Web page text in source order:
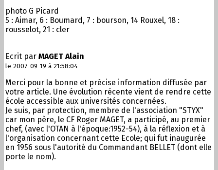
photo G Picard
5 : Aimar, 6 : Boumard, 7 : bourson, 14 Rouxel, 18 :
rousselot, 21 : cler
Ecrit par MAGET Alain
le 2007-09-19 à 21:58:04
Merci pour la bonne et précise information diffusée par
votre article. Une évolution récente vient de rendre cette
école accessible aux universités concernées.
Je suis, par protection, membre de l'association "STYX"
car mon père, le CF Roger MAGET, a participé, au premier
chef, (avec l'OTAN à l'époque:1952-54), à la réflexion et à
l'organisation concernant cette Ecole; qui fut inaugurée
en 1956 sous l'autorité du Commandant BELLET (dont elle
porte le nom).